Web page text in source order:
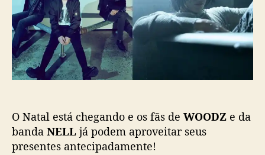
s
t
i
a
o
s
m
e
O Natal está chegando e os fãs de WOODZ e da
banda NELL já podem aproveitar seus
presentes antecipadamente!